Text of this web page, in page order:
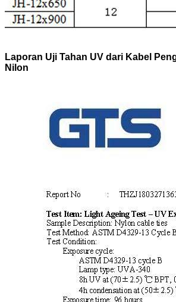
Laporan Uji Tahan UV dari Kabel
Nilon